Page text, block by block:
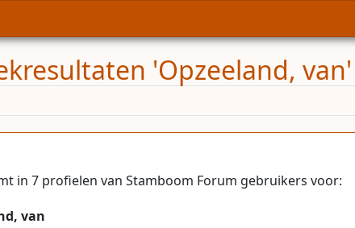
'Opzeeland, van'
in 7 profielen van Stamboom Forum gebruikers voor:
van